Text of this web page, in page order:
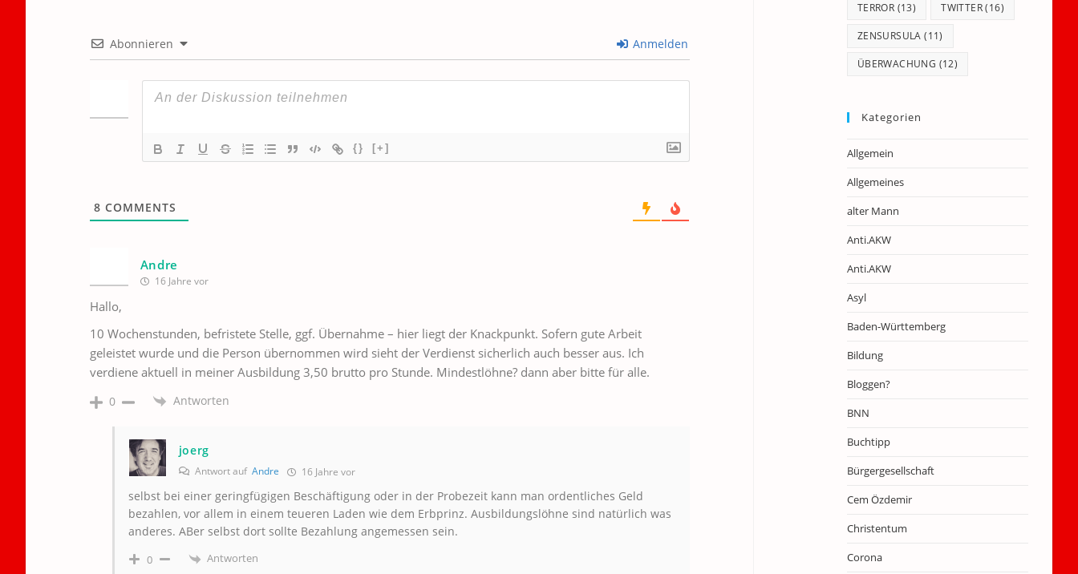
Abonnieren Anmelden
{} [+]
8 COMMENTS
Andre
16 Jahre vor
Hallo,
10 Wochenstunden, befristete Stelle, ggf. Übernahme – hier liegt der Knackpunkt. Sofern gute Arbeit
geleistet wurde und die Person übernommen wird sieht der Verdienst sicherlich auch besser aus. Ich
verdiene aktuell in meiner Ausbildung 3,50 brutto pro Stunde. Mindestlöhne? dann aber bitte für alle.
0 Antworten
joerg
Antwort auf Andre 16 Jahre vor
selbst bei einer geringfügigen Beschäftigung oder in der Probezeit kann man ordentliches Geld
bezahlen, vor allem in einem teueren Laden wie dem Erbprinz. Ausbildungslöhne sind natürlich was
anderes. ABer selbst dort sollte Bezahlung angemessen sein.
0 Antworten
TERROR (13) TWITTER(16)
ZENSURSULA (11)
ÜBERWACHUNG (12)
Kategorien
Allgemein
Allgemeines
alter Mann
Anti.AKW
Anti.AKW
Asyl
Baden-Württemberg
Bildung
Bloggen?
BNN
Buchtipp
Bürgergesellschaft
Cem Özdemir
Christentum
Corona